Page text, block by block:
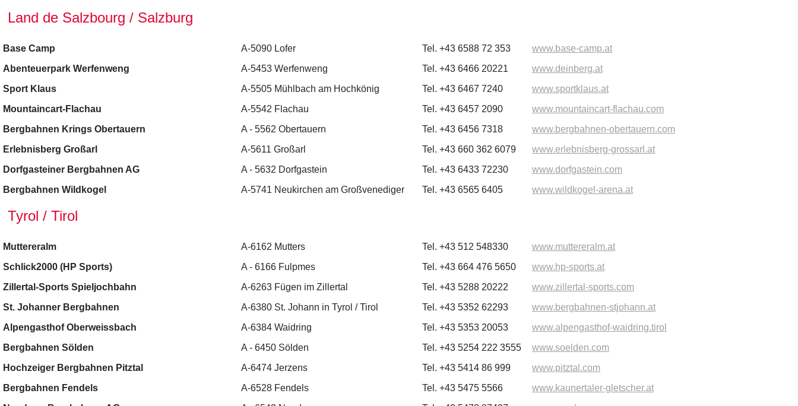
Land de Salzbourg / Salzburg
Base Camp A-5090 Lofer Tel. +43 6588 72 353
www.base-camp.at
Abenteuerpark Werfenweng
A-5453 Werfenweng Tel. +43 6466 20221
www.deinberg.at
Sport Klaus
A-5505 Mühlbach am Hochkönig Tel. +43 6467 7240
www.sportklaus.at
Mountaincart-Flachau
A-5542 Flachau Tel. +43 6457 2090
www.mountaincart-flachau.com
Bergbahnen Krings Obertauern
A - 5562 Obertauern Tel. +43 6456 7318
www.bergbahnen-obertauern.com
Erlebnisberg Großarl
A-5611 Großarl Tel. +43 660 362 6079
www.erlebnisberg-grossarl.at
Dorfgasteiner Bergbahnen AG
A - 5632 Dorfgastein Tel. +43 6433 72230
www.dorfgastein.com
Bergbahnen Wildkogel
A-5741 Neukirchen am Großvenediger Tel. +43 6565 6405 www.wildkogel-arena.at
Tyrol / Tirol
Muttereralm A-6162 Mutters Tel. +43 512 548330
www.muttereralm.at
Schlick2000 (HP Sports)
A - 6166 Fulpmes Tel. +43 664 476 5650
www.hp-sports.at
Zillertal-Sports Spieljochbahn
A-6263 Fügen im Zillertal Tel. +43 5288 20222
www.zillertal-sports.com
St. Johanner Bergbahnen
A-6380 St. Johann in Tyrol / Tirol Tel. +43 5352 62293
www.bergbahnen-stjohann.at
Alpengasthof Oberweissbach
A-6384 Waidring Tel. +43 5353 20053
www.alpengasthof-waidring.tirol
Bergbahnen Sölden
A - 6450 Sölden Tel. +43 5254 222 3555
www.soelden.com
Hochzeiger Bergbahnen Pitztal
A-6474 Jerzens Tel. +43 5414 86 999
www.pitztal.com
Bergbahnen Fendels
A-6528 Fendels Tel. +43 5475 5566
www.kaunertaler-gletscher.at